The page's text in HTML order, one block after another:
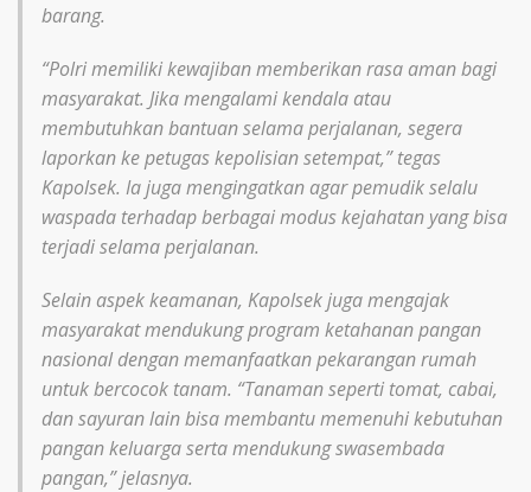
barang.
“Polri memiliki kewajiban memberikan rasa aman bagi
masyarakat. Jika mengalami kendala atau
membutuhkan bantuan selama perjalanan, segera
laporkan ke petugas kepolisian setempat,” tegas
Kapolsek. Ia juga mengingatkan agar pemudik selalu
waspada terhadap berbagai modus kejahatan yang bisa
terjadi selama perjalanan.
Selain aspek keamanan, Kapolsek juga mengajak
masyarakat mendukung program ketahanan pangan
nasional dengan memanfaatkan pekarangan rumah
untuk bercocok tanam. “Tanaman seperti tomat, cabai,
dan sayuran lain bisa membantu memenuhi kebutuhan
pangan keluarga serta mendukung swasembada
pangan,” jelasnya.